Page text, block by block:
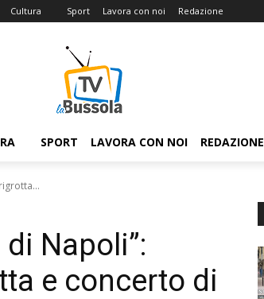
Cultura Sport Lavora con noi Redazione
SPORT LAVORA CON NOI REDAZIONE
Napoli”:
e concerto di